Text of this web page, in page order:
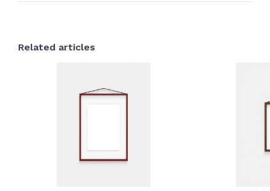
Related articles